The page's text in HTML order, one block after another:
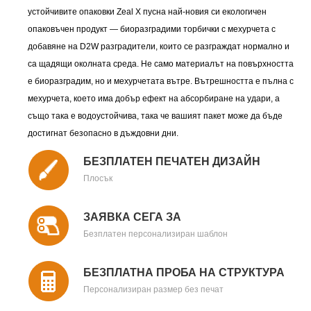
устойчивите опаковки Zeal X пусна най-новия си екологичен
опаковъчен продукт — биоразградими торбички с мехурчета с
добавяне на D2W разградители, които се разграждат нормално и
са щадящи околната среда. Не само материалът на повърхността
е биоразградим, но и мехурчетата вътре. Вътрешността е пълна с
мехурчета, което има добър ефект на абсорбиране на удари, а
също така е водоустойчива, така че вашият пакет може да бъде
достигнат безопасно в дъждовни дни.
БЕЗПЛАТЕН ПЕЧАТЕН ДИЗАЙН
Плосък
ЗАЯВКА СЕГА ЗА
Безплатен персонализиран шаблон
БЕЗПЛАТНА ПРОБА НА СТРУКТУРА
Персонализиран размер без печат